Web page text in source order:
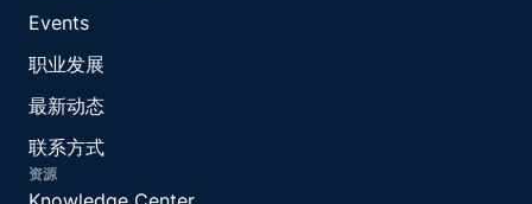
Events
职业发展
最新动态
联系方式
资源